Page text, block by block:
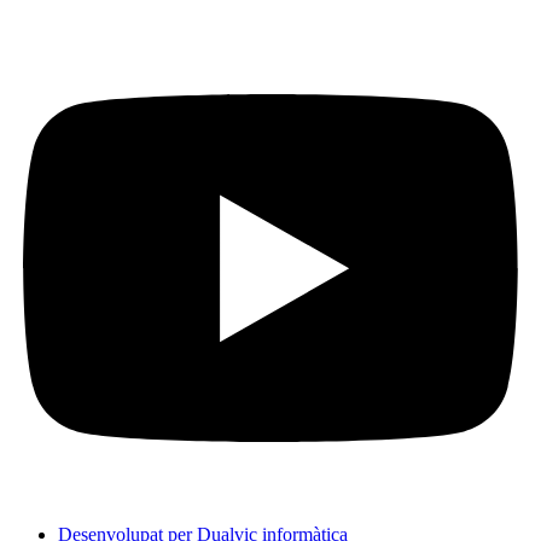
Desenvolupat per Dualvic informàtica